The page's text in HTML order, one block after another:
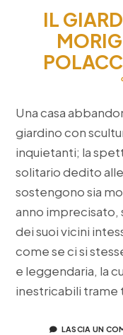
IL
Una casa
giardino con
inquietanti; la
solitario dedito
sostengono sia
anno imprecisato,
dei suoi vicini
come se ci si
e leggendaria, la
inestricabili trame
LASCIA UN